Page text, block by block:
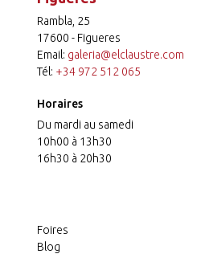
Rambla, 25
17600 - Figueres
Email: galeria@elclaustre.com
Tél: +34 972 512 065
Horaires
Du mardi au samedi
10h00 à 13h30
16h30 à 20h30
Foires
Blog